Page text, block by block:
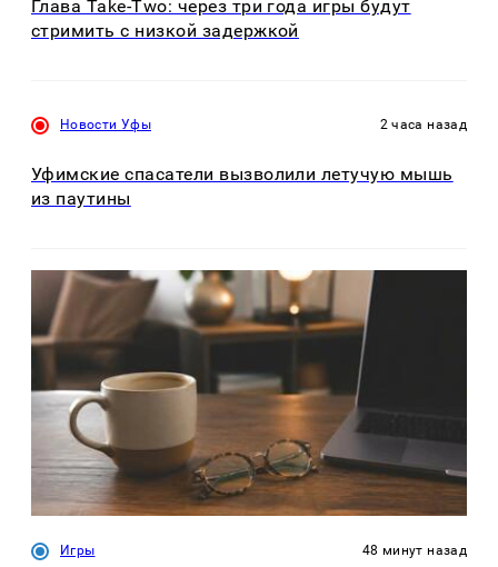
Глава Take-Two: через три года игры будут
стримить с низкой задержкой
Новости Уфы 2 часа назад
Уфимские спасатели вызволили летучую мышь
из паутины
Игры 48 минут назад